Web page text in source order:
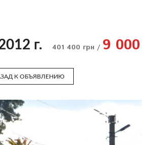
г. 401 400 грн / 9
К ОБЪЯВЛЕНИЮ